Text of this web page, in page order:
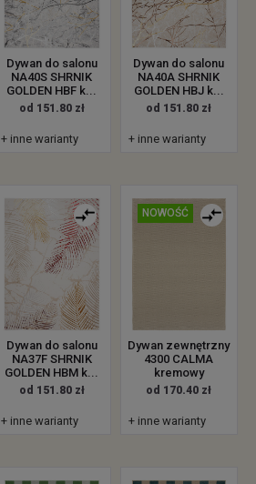
Dywan do salonu
NA40S SHRNIK
GOLDEN HBF k...
od 151.80 zł
+ inne warianty
Dywan do salonu
NA40A SHRNIK
GOLDEN HBJ k...
od 151.80 zł
+ inne warianty
Dywan do salonu
NA37F SHRNIK
GOLDEN HBM k...
od 151.80 zł
+ inne warianty
NOWOŚĆ
Dywan zewnętrzny
4300 CALMA
kremowy
od 170.40 zł
+ inne warianty